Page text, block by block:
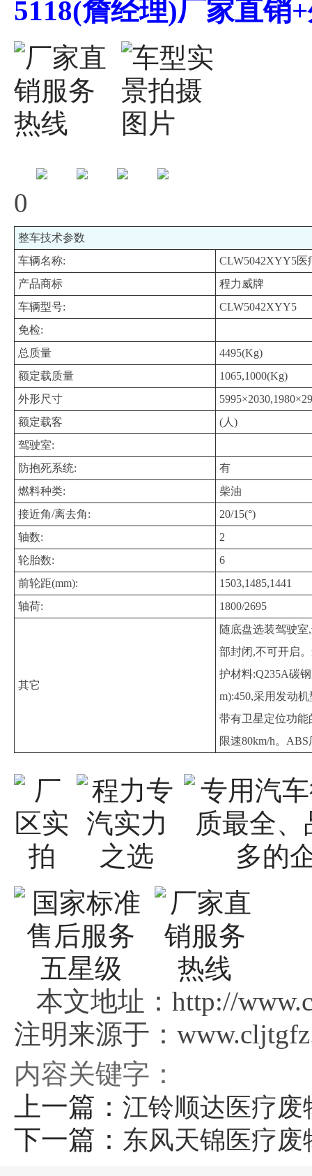
5118(詹经理)厂家直销
0
整车技术参数
车辆名称:
CLW5042XYY5医
产品商标
程力威牌
车辆型号:
CLW5042XYY5
免检:
总质量
4495(Kg)
额定载质量
1065,1000(Kg)
外形尺寸
额定载客
(人)
驾驶室:
防抱死系统:
有
燃料种类:
柴油
接近角/离去角:
20/15(°)
轴数:
2
轮胎数:
6
前轮距(mm):
1503,1485,1441
轴荷:
1800/2695
其它
随底盘选装驾驶
部封闭,不可开启
护材料:Q235A碳
m):450,采用发动
带有卫星定位功
限速80km/h。
本文地址：http://
注明来源于：
内容关键字：
上一篇： 江铃顺达医疗废
下一篇： 东风天锦医疗废